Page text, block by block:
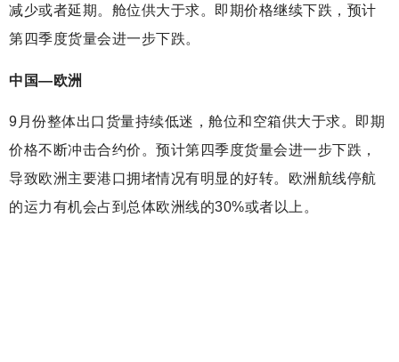
减少或者延期。舱位供大于求。即期价格继续下跌，预计
第四季度货量会进一步下跌。
中国—欧洲
9月份整体出口货量持续低迷，舱位和空箱供大于求。即期
价格不断冲击合约价。预计第四季度货量会进一步下跌，
导致欧洲主要港口拥堵情况有明显的好转。欧洲航线停航
的运力有机会占到总体欧洲线的30%或者以上。